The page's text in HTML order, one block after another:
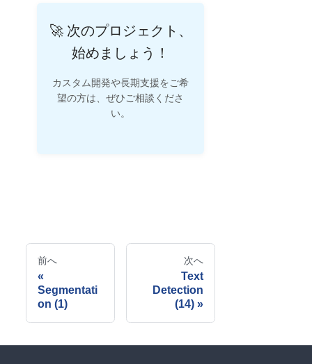
🚀 次のプロジェクト、
始めましょう！
カスタム開発や長期支援をご希
望の方は、ぜひご相談くださ
い。
前へ
Segmentati
on (1)
次へ
Text
Detection
(14)